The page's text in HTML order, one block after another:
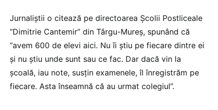
Jurnaliștii o citează pe directoarea Școlii Postliceale
“Dimitrie Cantemir” din Târgu-Mureș, spunând că
“avem 600 de elevi aici. Nu îi știu pe fiecare dintre ei
și nu știu unde sunt sau ce fac. Dar dacă vin la
școală, iau note, susțin examenele, îl înregistrăm pe
fiecare. Asta înseamnă că au urmat colegiul”.